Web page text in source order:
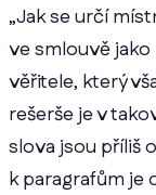
„Jak se určí
ve smlouvě
věřitele, který
rešerše je v
slova jsou příliš
k paragrafům je